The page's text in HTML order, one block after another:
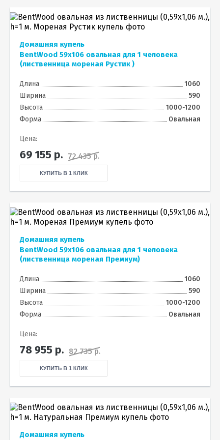
Домашняя купель
BentWood 59х106 овальная для 1 человека
(лиственница мореная Рустик )
Длина
1060
Ширина
590
Высота
1000-1200
Форма
Овальная
Цена:
69 155 р. 72 435 р.
КУПИТЬ В 1 КЛИК
Домашняя купель
BentWood 59х106 овальная для 1 человека
(лиственница мореная Премиум)
Длина
1060
Ширина
590
Высота
1000-1200
Форма
Овальная
Цена:
78 955 р. 82 735 р.
КУПИТЬ В 1 КЛИК
Домашняя купель